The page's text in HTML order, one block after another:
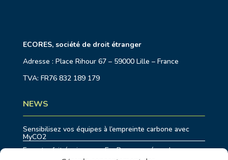
ECORES, société de droit étranger
Adresse : Place Rihour 67 – 59000 Lille – France
TVA: FR76 832 189 179
NEWS
Sensibilisez vos équipes à l’empreinte carbone avec
MyCO2
Eurostar fait équipe avec EcoRes pour répondre aux
enjeux de durabilité